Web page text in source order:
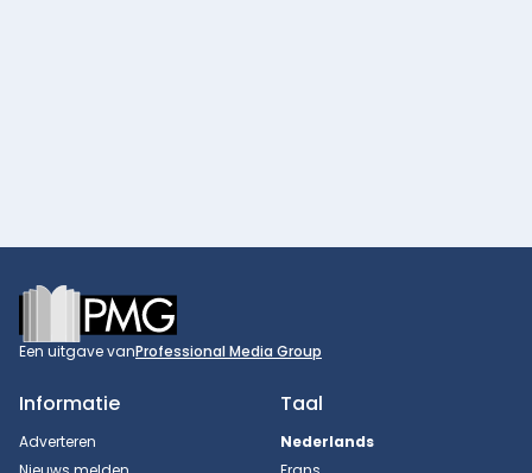
Footer
Een uitgave vanProfessional Media Group
Informatie
Adverteren
Taal
Nederlands